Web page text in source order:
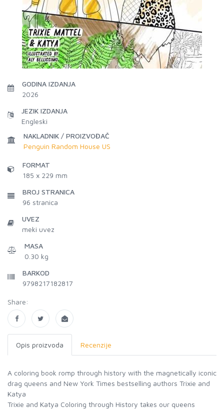
GODINA IZDANJA
2026
JEZIK IZDANJA
Engleski
NAKLADNIK / PROIZVOĐAČ
Penguin Random House US
FORMAT
185 x 229 mm
BROJ STRANICA
96 stranica
UVEZ
meki uvez
MASA
0.30 kg
BARKOD
9798217182817
Share:
Opis proizvoda Recenzije
A coloring book romp through history with the magnetically iconic
drag queens and New York Times bestselling authors Trixie and
Katya
Trixie and Katya Coloring through History takes our queens